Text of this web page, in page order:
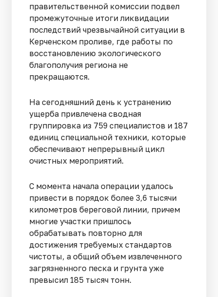
правительственной комиссии подвел
промежуточные итоги ликвидации
последствий чрезвычайной ситуации в
Керченском проливе, где работы по
восстановлению экологического
благополучия региона не
прекращаются.
На сегодняшний день к устранению
ущерба привлечена сводная
группировка из 759 специалистов и 187
единиц специальной техники, которые
обеспечивают непрерывный цикл
очистных мероприятий.
С момента начала операции удалось
привести в порядок более 3,6 тысячи
километров береговой линии, причем
многие участки пришлось
обрабатывать повторно для
достижения требуемых стандартов
чистоты, а общий объем извлеченного
загрязненного песка и грунта уже
превысил 185 тысяч тонн.